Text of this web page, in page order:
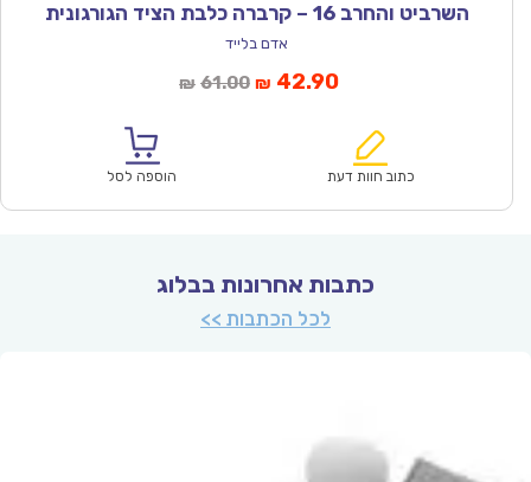
השרביט והחרב 16 – קרברה כלבת הציד הגורגונית
אדם בלייד
₪ 61.00המחיר
₪61.00.
₪ 42.90המחיר
הוא:
כתוב חוות דעת הוספה לסל
כתבות אחרונות בבלוג
לכל הכתבות >>